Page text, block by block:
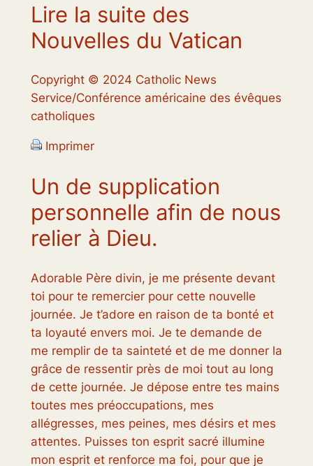
Lire la suite des
Nouvelles du Vatican
Copyright © 2024 Catholic News
Service/Conférence américaine des évêques
catholiques
Imprimer
Un de supplication
personnelle afin de nous
relier à Dieu.
Adorable Père divin, je me présente devant
toi pour te remercier pour cette nouvelle
journée. Je t’adore en raison de ta bonté et
ta loyauté envers moi. Je te demande de
me remplir de ta sainteté et de me donner la
grâce de ressentir près de moi tout au long
de cette journée. Je dépose entre tes mains
toutes mes préoccupations, mes
allégresses, mes peines, mes désirs et mes
attentes. Puisses ton esprit sacré illumine
mon esprit et renforce ma foi, pour que je